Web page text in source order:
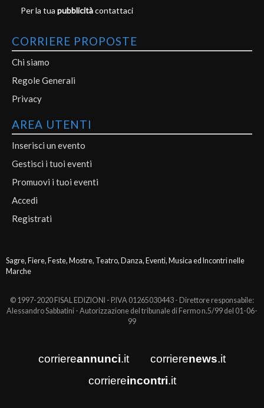
Per la tua pubblicitàcontattaci
CORRIERE PROPOSTE
Chi siamo
Regole Generali
Privacy
AREA UTENTI
Inserisci un evento
Gestisci i tuoi eventi
Promuovi i tuoi eventi
Accedi
Registrati
Sagre, Fiere, Feste, Mostre, Teatro, Danza, Eventi, Musica ed Incontri nelle
Marche
© 1997-2020 FISAL EDIZIONI - P.IVA 01265030443 - Direttore responsabile:
Alessandro Sabbatini - Autorizzazione del tribunale di Fermo n.5/99 del 01-06-
99
corriereannunci.it corrierenews.it
corriereincontri.it